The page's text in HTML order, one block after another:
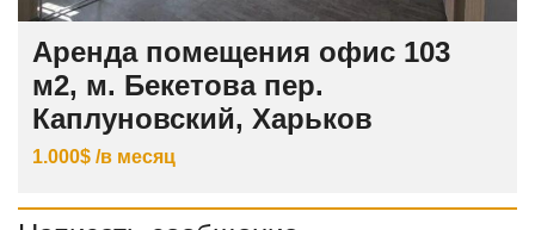
Аренда помещения офис 103
м2, м. Бекетова пер.
Каплуновский, Харьков
1.000$ /в месяц